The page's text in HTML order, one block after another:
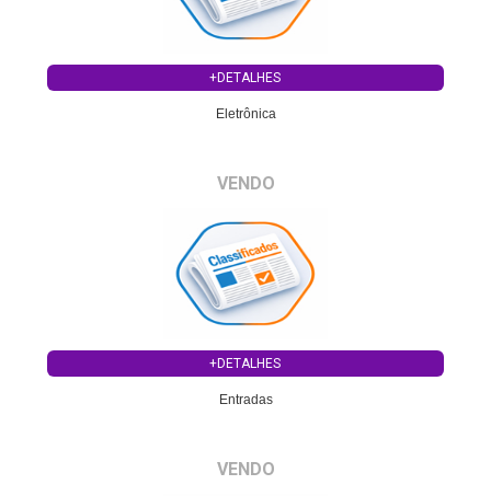
+DETALHES
Eletrônica
VENDO
+DETALHES
Entradas
VENDO